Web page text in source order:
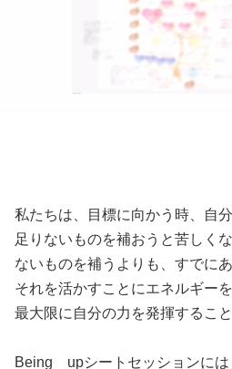
私たちは、目標に向かう時、自
足りないものを補おうと苦しく
ないものを補うよりも、すでに
それを活かすことにエネルギーを
最大限に自分の力を発揮すること
Being upシートセッションには